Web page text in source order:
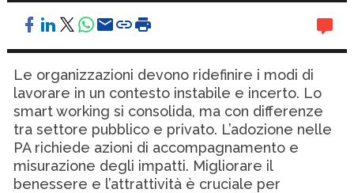
Le organizzazioni devono ridefinire i modi di
lavorare in un contesto instabile e incerto. Lo
smart working si consolida, ma con differenze
tra settore pubblico e privato. L’adozione nelle
PA richiede azioni di accompagnamento e
misurazione degli impatti. Migliorare il
benessere e l’attrattività è cruciale per